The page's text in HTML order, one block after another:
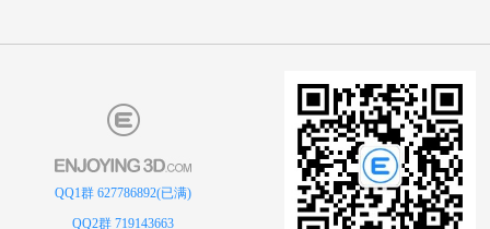
电吉他遥控钥匙 费曼
QQ1群 627786892(已满)
QQ2群 719143663